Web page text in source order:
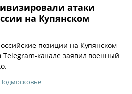
атаки
на Купянском
позиции на Купянском
канале заявил военный